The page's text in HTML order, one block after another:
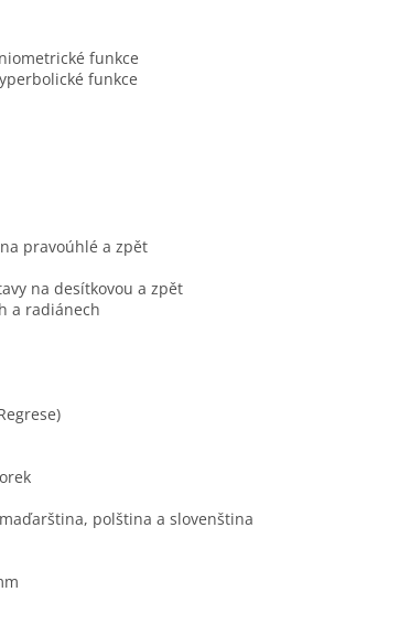
funkce
funkce
pravoúhlé a zpět
na desítkovou a zpět
a radiánech
polština a slovenština